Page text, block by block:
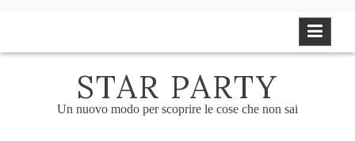
STAR PARTY
Un nuovo modo per scoprire le cose che non sai